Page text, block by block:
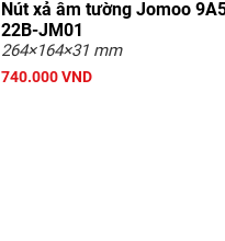
Nút xả âm tường Jomoo
22B-JM01
264×164×31 mm
740.000 VND